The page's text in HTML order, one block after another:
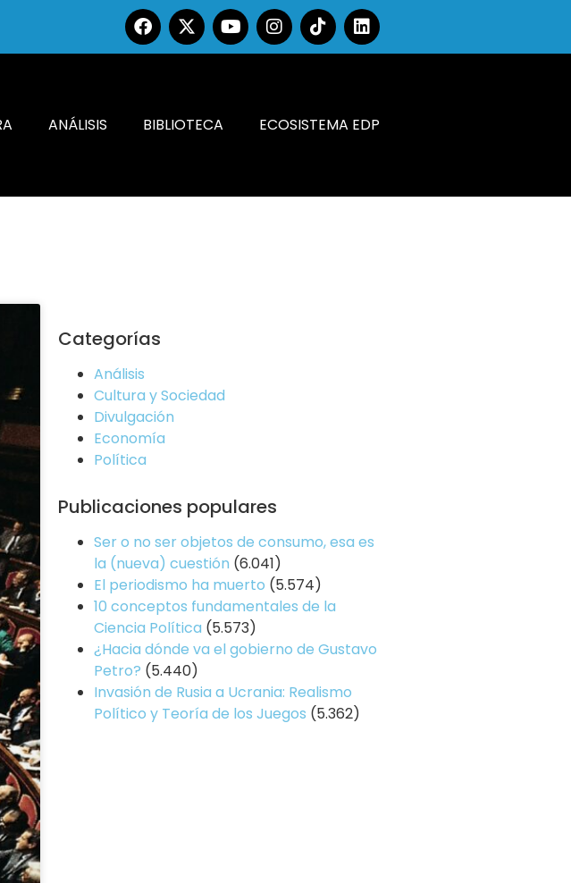
ANÁLISIS BIBLIOTECA ECOSISTEMA EDP
Categorías
Análisis
Cultura y Sociedad
Divulgación
Economía
Política
Publicaciones populares
Ser o no ser objetos de consumo, esa es
la (nueva) cuestión (6.041)
El periodismo ha muerto (5.574)
10 conceptos fundamentales de la
Ciencia Política (5.573)
¿Hacia dónde va el gobierno de Gustavo
Petro? (5.440)
Invasión de Rusia a Ucrania: Realismo
Político y Teoría de los Juegos (5.362)